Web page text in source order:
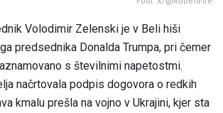
Volodimir Zelenski je v Beli hiši
predsednika Donalda Trumpa, pri čemer
s številnimi napetostmi.
načrtovala podpis dogovora o redkih
kmalu prešla na vojno v Ukrajini, kjer sta